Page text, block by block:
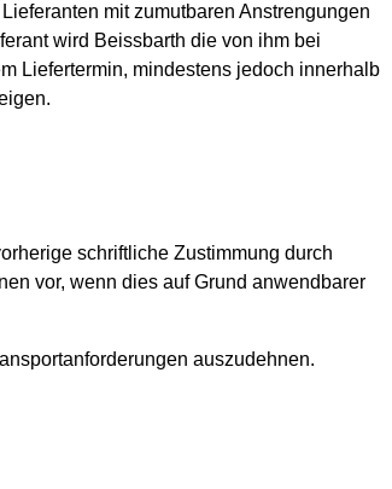
mit zumutbaren Anstrengungen
wird Beissbarth die von ihm bei
Liefertermin, mindestens jedoch innerhalb
schriftliche Zustimmung durch
vor, wenn dies auf Grund anwendbarer
auszudehnen.